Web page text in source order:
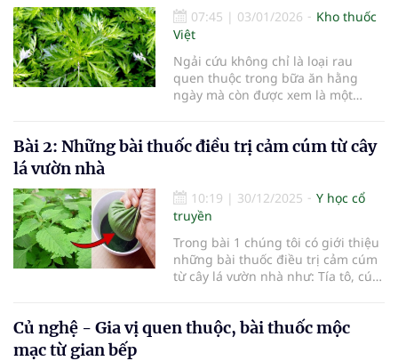
dụng đúng cách. Tuy nhiên, việc
sử dụng thảo dược cũng có những
điều cần đặc biệt lưu ý nhằm đảm
bảo an toàn và tránh những tác
dụng không mong muốn.
07:45 | 03/01/2026
Kho thuốc
Việt
Ngải cứu không chỉ là loại rau
quen thuộc trong bữa ăn hằng
ngày mà còn được xem là một
lâu, ngải cứu đã được sử dụng để
các chứng bệnh liên quan đến
nhiễm lạnh và rối loạn khí huyết.
Bài 2: Những bài thuốc điều trị cảm cúm từ cây
lá vườn nhà
10:19 | 30/12/2025
Y học cổ
truyền
Trong bài 1 chúng tôi có giới thiệu
những bài thuốc điều trị cảm cúm
từ cây lá vườn nhà như: Tía tô, cúc
phá thêm về Chanh và mật ong,
Củ nghệ - Gia vị quen thuộc, bài thuốc mộc
mạc từ gian bếp